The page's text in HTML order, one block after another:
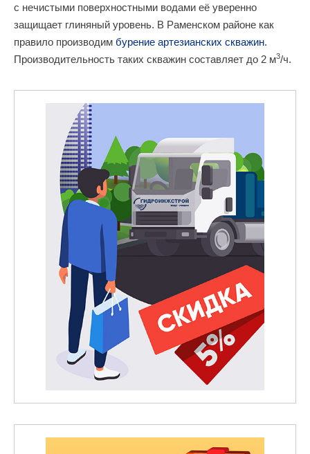
с нечистыми поверхностными водами её уверенно
защищает глиняный уровень. В Раменском районе как
правило производим бурение артезианских скважин.
Производительность таких скважин составляет до 2 м3/ч.